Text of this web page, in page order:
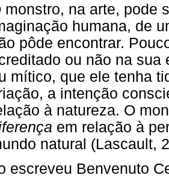
monstro, na arte, pode
humana, de
pôde encontrar.
ou não na
mítico, que ele tenha
a intenção
à natureza. O
em relação à
natural (Lascault,
escreveu Benvenuto